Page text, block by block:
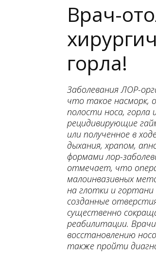
Врач-
горла!
Заболевания ЛОР-
что такое насморк,
полости носа,
рецидивирующие
или полученное в
дыхания, храпом,
формами лор-
отмечает, что
малоинвазивных
на глотки и гортани
созданные
существенно
реабилитации.
восстановлению
также пройти